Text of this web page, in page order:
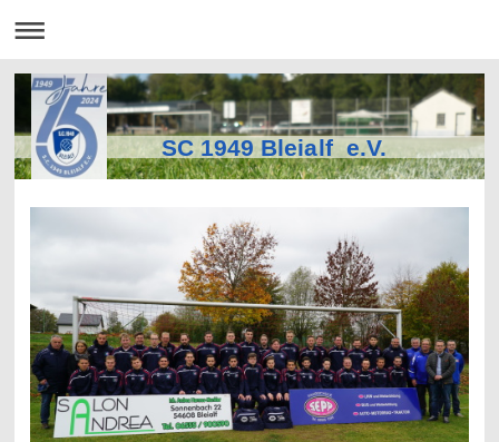
SC 1949 Bleialf e.V.